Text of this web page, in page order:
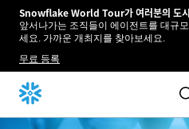
Snowflake World Tour가 여러분의 도시
앞서나가는 조직들이 에이전트를 대규
세요. 가까운 개최지를 찾아보세요.
무료 등록